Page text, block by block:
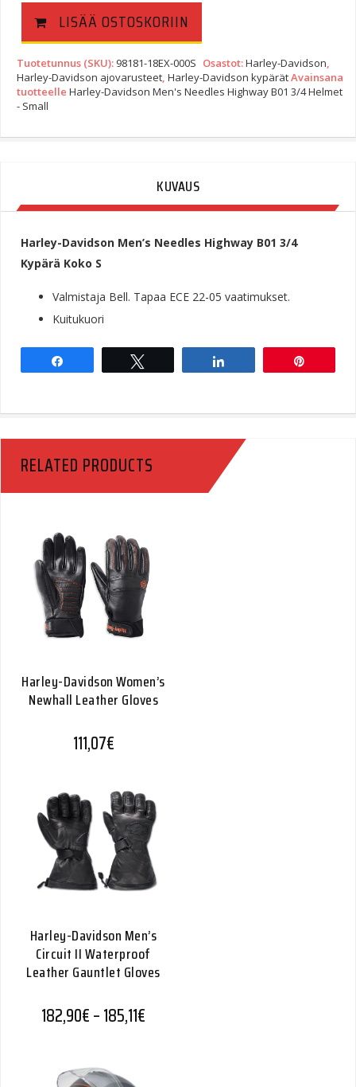
LISÄÄ OSTOSKORIIN
Tuotetunnus (SKU): 98181-18EX-000S Osastot:Harley-Davidson,
Harley-Davidson ajovarusteet, Harley-Davidson kypärätAvainsana
tuotteelle Harley-Davidson Men's Needles Highway B01 3/4 Helmet
- Small
KUVAUS
Harley-Davidson Men’s Needles Highway B01 3/4
Kypärä Koko S
Valmistaja Bell. Tapaa ECE 22-05 vaatimukset.
Kuitukuori
RELATED PRODUCTS
Harley-Davidson Women’s
Newhall Leather Gloves
111,07€
Harley-Davidson Men’s
Circuit II Waterproof
Leather Gauntlet Gloves
182,90€–185,11€